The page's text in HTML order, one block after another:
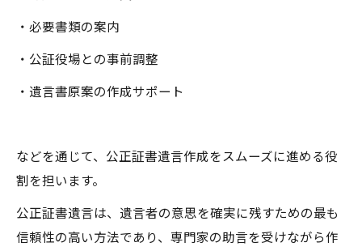
・必要書類の案内
・公証役場との事前調整
・遺言書原案の作成サポート
などを通じて、公正証書遺言作成をスムーズに進める役
割を担います。
公正証書遺言は、遺言者の意思を確実に残すための最も
信頼性の高い方法であり、専門家の助言を受けながら作